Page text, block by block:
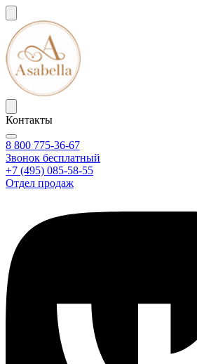
Контакты
8 800 775-36-67
Звонок бесплатный
+7 (495) 085-58-55
Отдел продаж